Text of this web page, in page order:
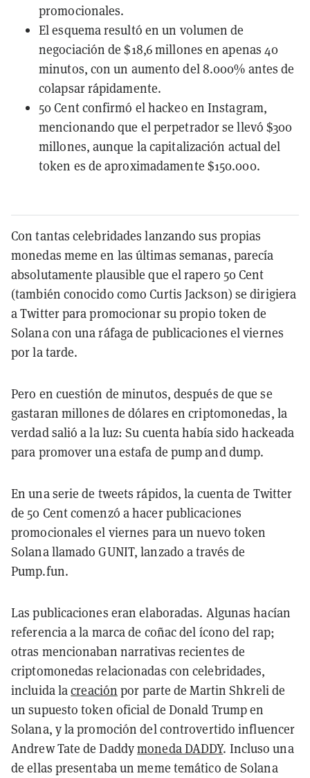
promocionales.
El esquema resultó en un volumen de
negociación de $18,6 millones en apenas 40
minutos, con un aumento del 8.000% antes de
colapsar rápidamente.
50 Cent confirmó el hackeo en Instagram,
mencionando que el perpetrador se llevó $300
millones, aunque la capitalización actual del
token es de aproximadamente $150.000.
Con tantas celebridades lanzando sus propias
monedas meme en las últimas semanas, parecía
absolutamente plausible que el rapero 50 Cent
(también conocido como Curtis Jackson) se dirigiera
a Twitter para promocionar su propio token de
Solana con una ráfaga de publicaciones el viernes
por la tarde.
Pero en cuestión de minutos, después de que se
gastaran millones de dólares en criptomonedas, la
verdad salió a la luz: Su cuenta había sido hackeada
para promover una estafa de pump and dump.
En una serie de tweets rápidos, la cuenta de Twitter
de 50 Cent comenzó a hacer publicaciones
promocionales el viernes para un nuevo token
Solana llamado GUNIT, lanzado a través de
Pump.fun.
Las publicaciones eran elaboradas. Algunas hacían
referencia a la marca de coñac del ícono del rap;
otras mencionaban narrativas recientes de
criptomonedas relacionadas con celebridades,
incluida lacreación por parte de Martin Shkreli de
un supuesto token oficial de Donald Trump en
Solana, y la promoción del controvertido influencer
Andrew Tate de Daddymoneda DADDY. Incluso una
de ellas presentaba un meme temático de Solana